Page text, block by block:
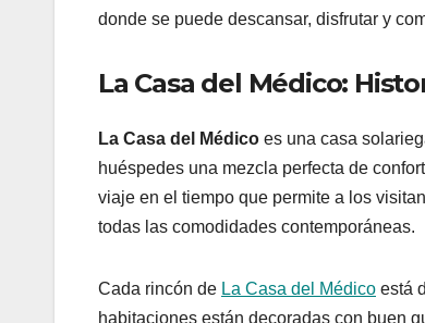
donde se puede descansar, disfrutar y
La Casa del Médico:
La Casa del Médico es una casa
huéspedes una mezcla perfecta de
viaje en el tiempo que permite a los
todas las comodidades contemporáneas.
Cada rincón de La Casa del Médico está
habitaciones están decoradas con buen